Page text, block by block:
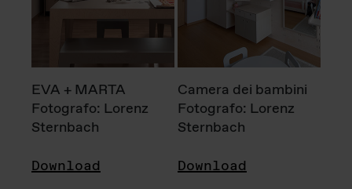
EVA + MARTA
Fotografo: Lorenz
Sternbach
Download
Camera dei bambini
Fotografo: Lorenz
Sternbach
Download